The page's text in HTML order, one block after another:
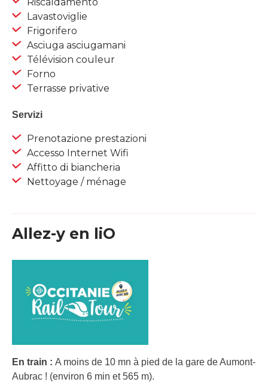
Riscaldamento
Lavastoviglie
Frigorifero
Asciuga asciugamani
Télévision couleur
Forno
Terrasse privative
Servizi
Prenotazione prestazioni
Accesso Internet Wifi
Affitto di biancheria
Nettoyage / ménage
Allez-y en liO
En train : A moins de 10 mn à pied de la gare de Aumont-
Aubrac ! (environ 6 min et 565 m).